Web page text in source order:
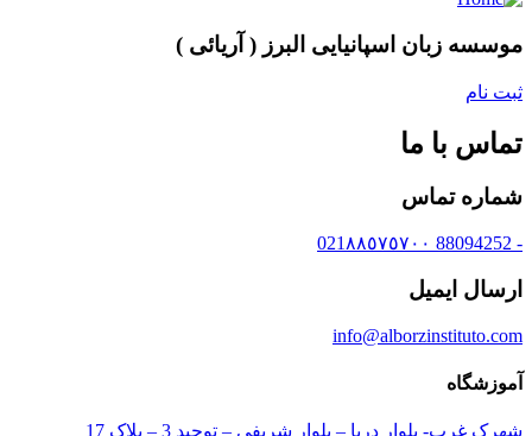
موسسه زبان اسپانیایی البرز ( آریائی )
ثبت نام
تماس با ما
شماره تماس
- 88094252 021٨٨٥٧٥٧٠٠
ارسال ایمیل
info@alborzinstituto.com
آموزشگاه
شهرک غرب- بلوار دریا – بلوار شریفی – توحید 3 – پلاک 17